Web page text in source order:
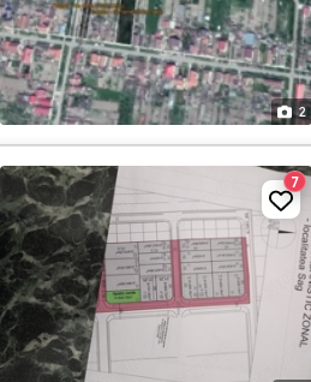
2
7